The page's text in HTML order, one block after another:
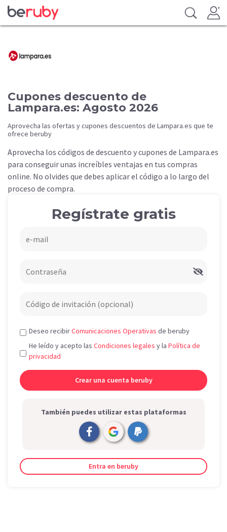
Cupones descuento de
Lampara.es: Agosto 2026
Aprovecha las ofertas y cupones descuentos de Lampara.es que te
ofrece beruby
Aprovecha los códigos de descuento y cupones de Lampara.es
para conseguir unas increíbles ventajas en tus compras
online. No olvides que debes aplicar el código a lo largo del
proceso de compra.
Regístrate gratis
Deseo recibirComunicaciones Operativas de beruby
He leído y acepto las Condiciones legales y la Política de
privacidad
También puedes utilizar estas plataformas
Entra en beruby